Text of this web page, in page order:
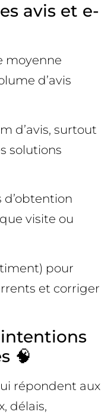
avis et e-
moyenne
d’avis
d’avis, surtout
solutions
d’obtention
visite ou
pour
et corriger
🧠
répondent aux
délais,